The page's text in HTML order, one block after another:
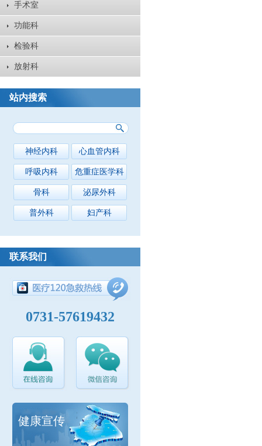
手术室
功能科
检验科
放射科
站内搜索
神经内科 心血管内科
呼吸内科 危重症医学科
骨科 泌尿外科
普外科 妇产科
联系我们
0731-57619432
健康宣传